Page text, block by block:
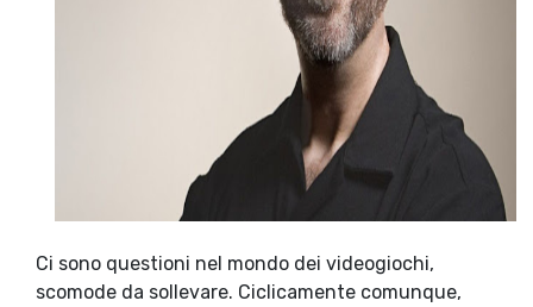
Ci sono questioni nel mondo dei videogiochi,
scomode da sollevare. Ciclicamente comunque,